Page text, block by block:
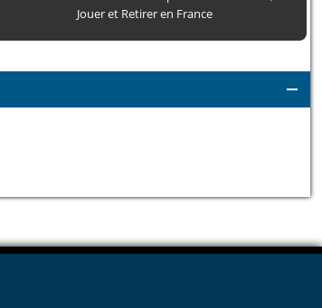
Jouer et Retirer en France